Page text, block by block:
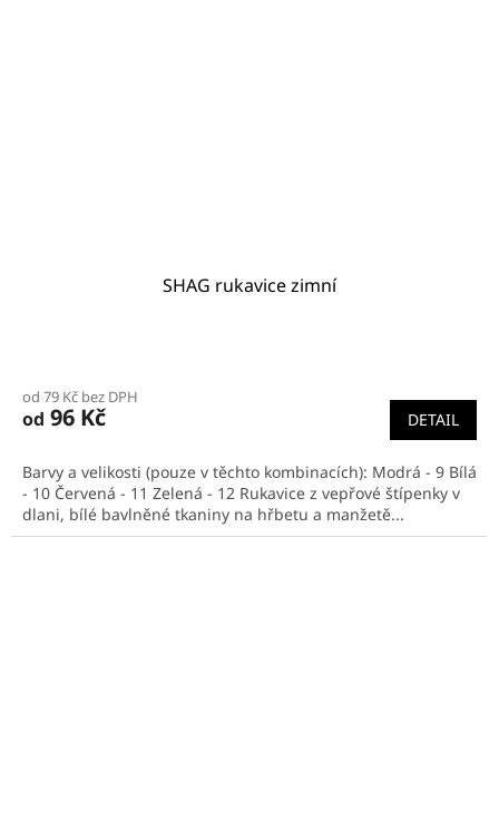
SHAG rukavice zimní
od 79 Kč bez DPH
od 96 Kč DETAIL
Barvy a velikosti (pouze v těchto kombinacích): Modrá - 9 Bílá
- 10 Červená - 11 Zelená - 12 Rukavice z vepřové štípenky v
dlani, bílé bavlněné tkaniny na hřbetu a manžetě...